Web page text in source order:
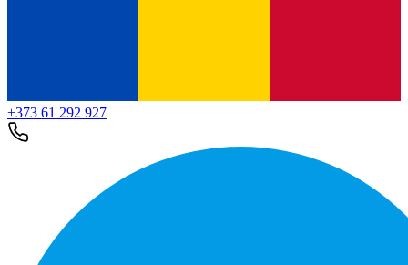
+373 61 292 927